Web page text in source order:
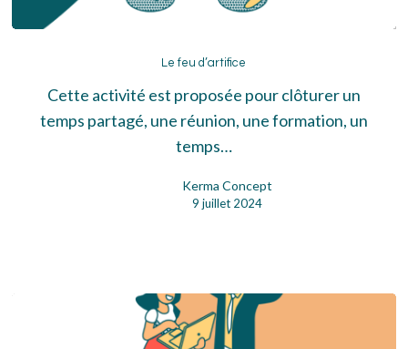
feu
d’artifice
Le feu d’artifice
Cette activité est proposée pour clôturer un
temps partagé, une réunion, une formation, un
temps…
Kerma Concept
9 juillet 2024